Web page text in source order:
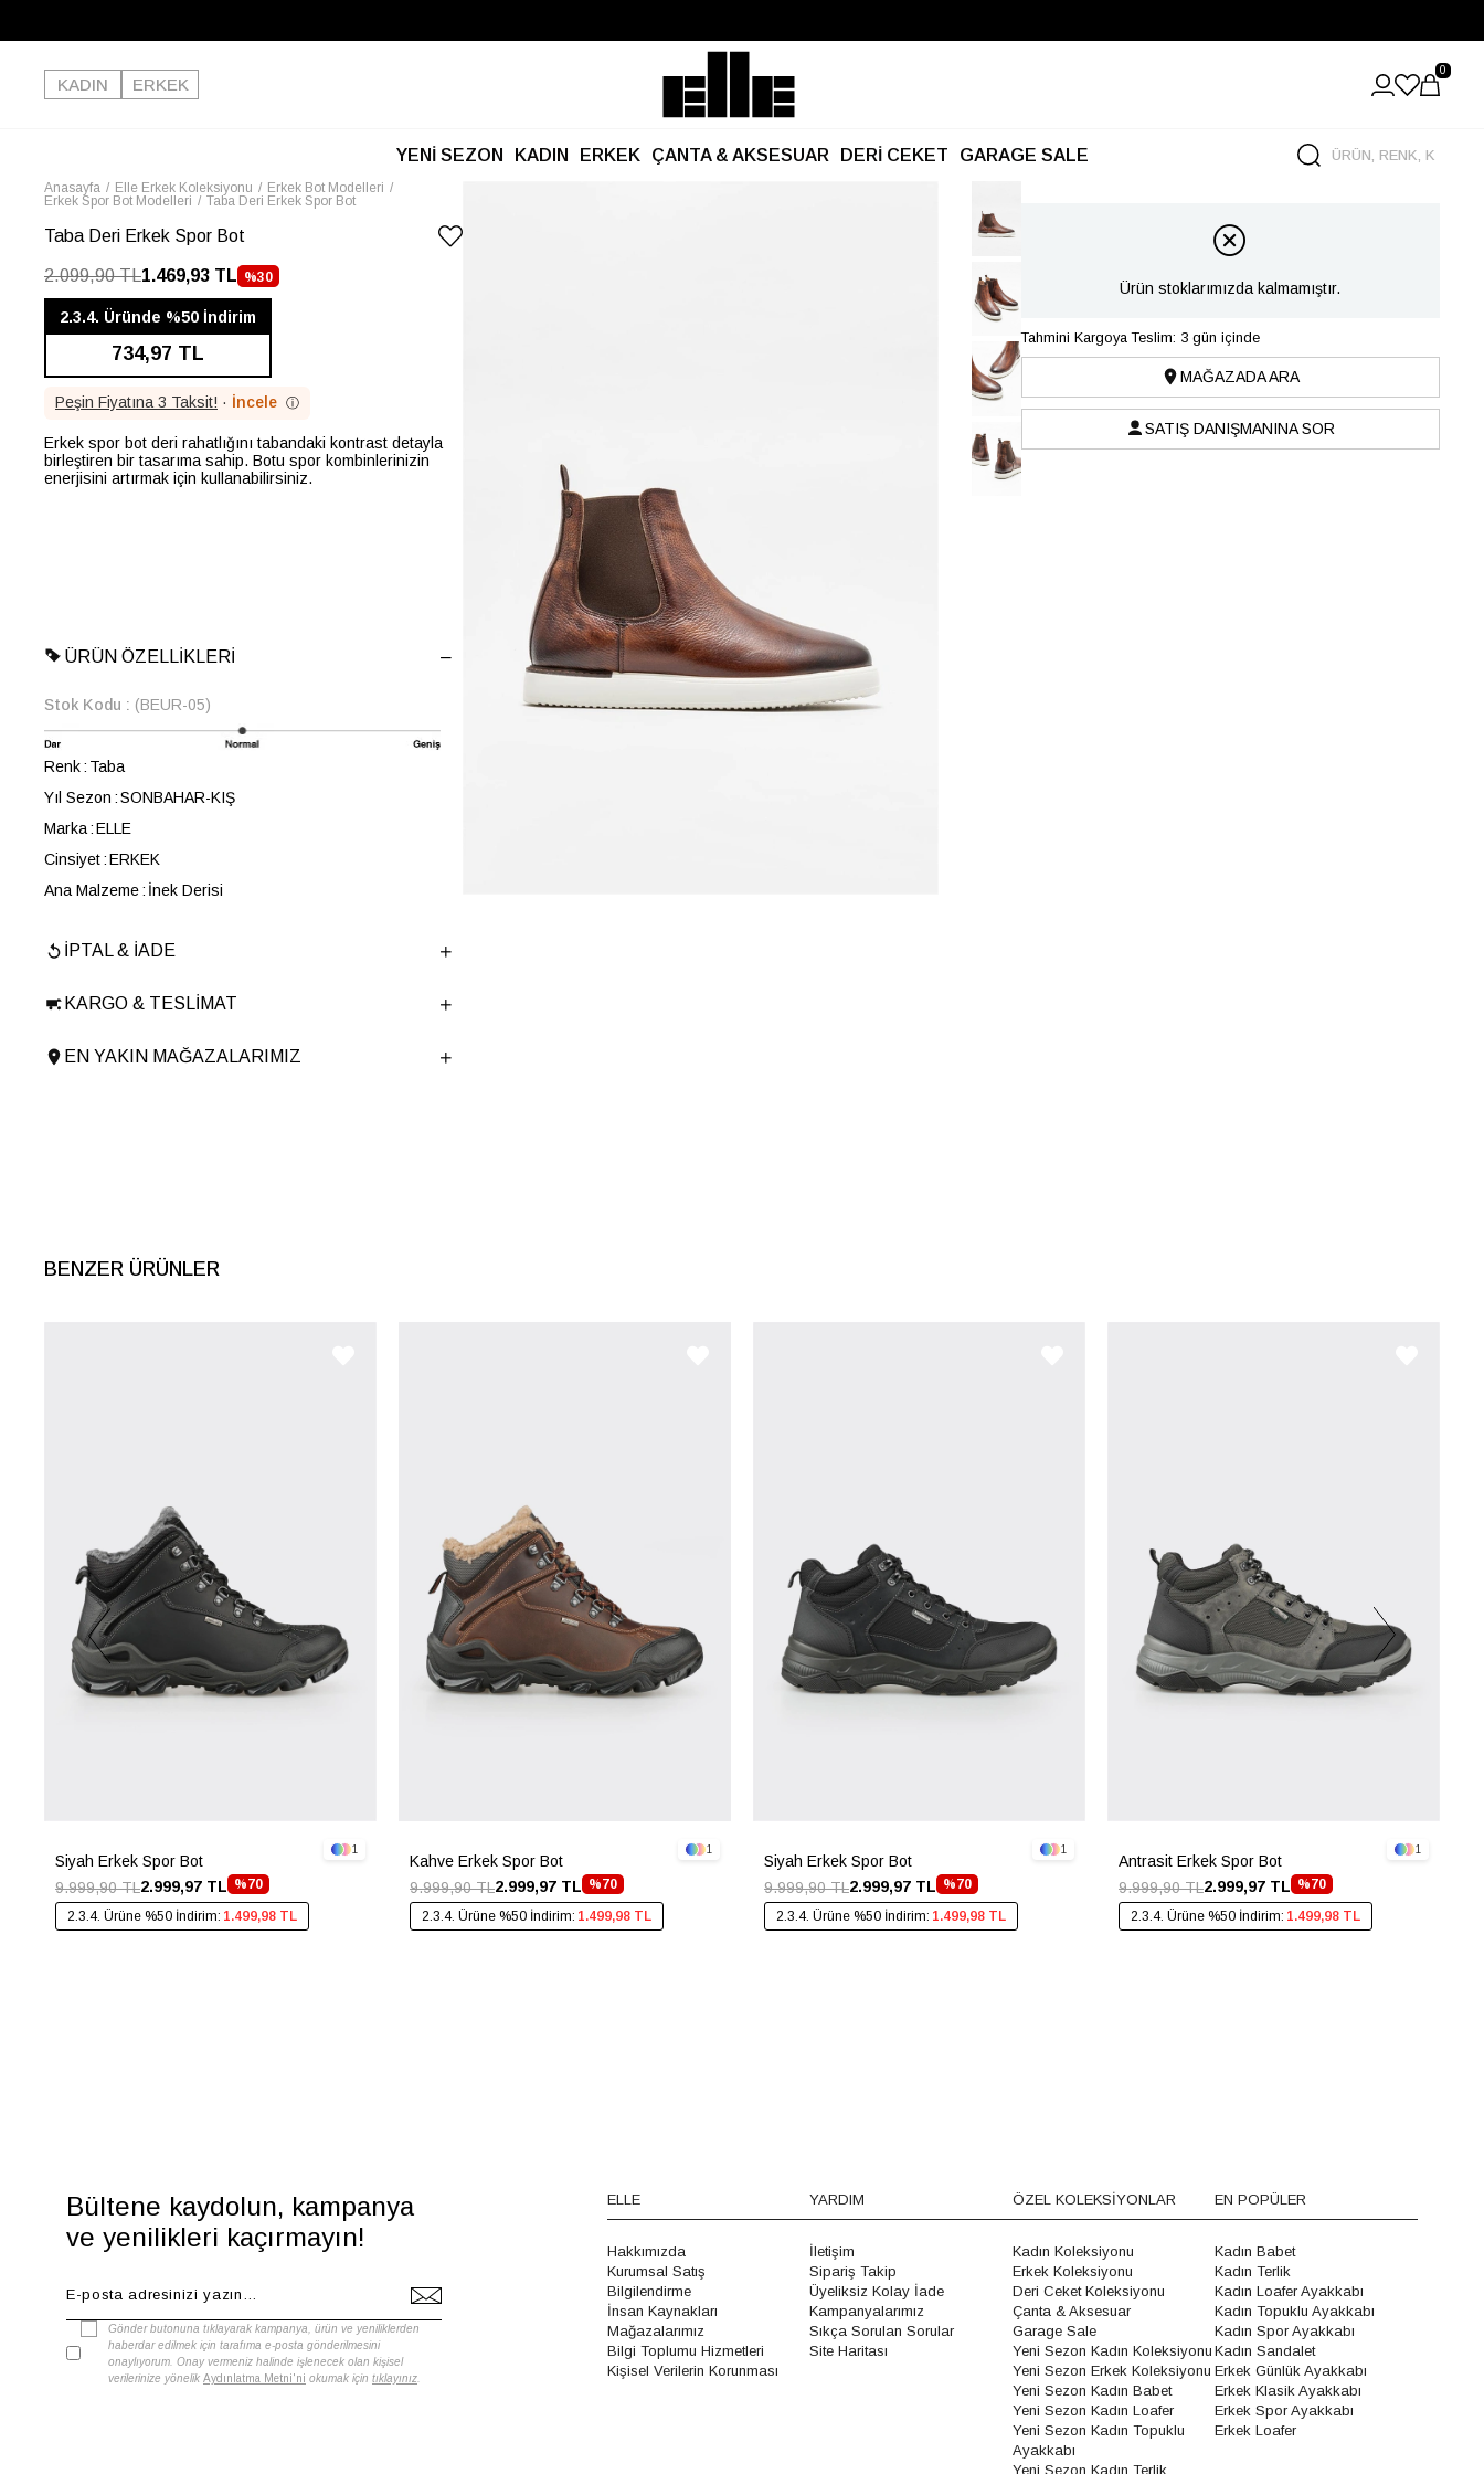
Kargo Ücretsiz!
KADIN
ERKEK
0
YENİ SEZON KADIN ERKEK ÇANTA & AKSESUAR DERİ CEKET GARAGE SALE
Anasayfa Elle Erkek Koleksiyonu
Erkek Bot Modelleri
Erkek Spor Bot Modelleri
Taba Deri Erkek Spor Bot
Taba Deri Erkek Spor Bot
2.099,90 TL1.469,93 TL %30
İNDIRIM
2.3.4. Üründe %50 İndirim
734,97 TL
Peşin Fiyatına 3 Taksit! · İncele ⓘ
Erkek spor bot deri rahatlığını tabandaki kontrast detayla
birleştiren bir tasarıma sahip. Botu spor kombinlerinizin
enerjisini artırmak için kullanabilirsiniz.
ÜRÜN ÖZELLIKLERI
Stok Kodu (BEUR-05)
Renk Taba
Yıl Sezon SONBAHAR-KIŞ
Marka ELLE
Cinsiyet ERKEK
Ana Malzeme İnek Derisi
Topuk Boyu
3 cm
Ürün Cinsi
Spor
Taban Yüksekliği
3 cm
İPTAL & İADE
KARGO & TESLIMAT
EN YAKIN MAĞAZALARIMIZ
Ürün stoklarımızda kalmamıştır.
Tahmini Kargoya Teslim: 3 gün içinde
MAĞAZADA ARA
SATIŞ DANIŞMANINA SOR
BENZER ÜRÜNLER
Siyah Erkek Spor Bot
%70
2.999,97 TL
9.999,90 TL
2.3.4. Ürüne %50 İndirim: 1.499,98 TL
1
Kahve Erkek Spor Bot
%70
2.999,97 TL
9.999,90 TL
2.3.4. Ürüne %50 İndirim: 1.499,98 TL
1
Siyah Erkek Spor Bot
%70
2.999,97 TL
9.999,90 TL
2.3.4. Ürüne %50 İndirim: 1.499,98 TL
1
Antrasit Erkek Spor Bot
%70
2.999,97 TL
9.999,90 TL
2.3.4. Ürüne %50 İndirim: 1.499,98 TL
1
Bültene kaydolun, kampanya
ve yenilikleri kaçırmayın!
Gönder butonuna tıklayarak kampanya, ürün ve yeniliklerden
haberdar edilmek için tarafıma e-posta gönderilmesini
onaylıyorum. Onay vermeniz halinde işlenecek olan kişisel
verilerinize yönelik Aydınlatma Metni'ni okumak için tıklayınız
ELLE
Hakkımızda
Kurumsal Satış
Bilgilendirme
İnsan Kaynakları
Mağazalarımız
Bilgi Toplumu Hizmetleri
Kişisel Verilerin Korunması
YARDIM
İletişim
Sipariş Takip
Üyeliksiz Kolay İade
Kampanyalarımız
Sıkça Sorulan Sorular
Site Haritası
ÖZEL KOLEKSİYONLAR
Kadın Koleksiyonu
Erkek Koleksiyonu
Deri Ceket Koleksiyonu
Çanta & Aksesuar
Garage Sale
Yeni Sezon Kadın Koleksiyonu
Yeni Sezon Erkek Koleksiyonu
Yeni Sezon Kadın Babet
Yeni Sezon Kadın Loafer
Yeni Sezon Kadın Topuklu
Ayakkabı
Yeni Sezon Kadın Terlik
EN POPÜLER
Kadın Babet
Kadın Terlik
Kadın Loafer Ayakkabı
Kadın Topuklu Ayakkabı
Kadın Spor Ayakkabı
Kadın Sandalet
Erkek Günlük Ayakkabı
Erkek Klasik Ayakkabı
Erkek Spor Ayakkabı
Erkek Loafer